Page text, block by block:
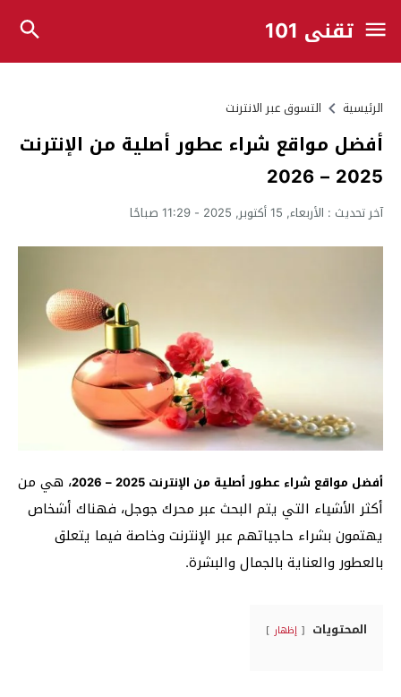
تقني 101
الرئيسية التسوق عبر الانترنت
أفضل مواقع شراء عطور أصلية من الإنترنت
2025 – 2026
آخر تحديث : الأربعاء, 15 أكتوبر, 2025 - 11:29 صباحًا
أفضل مواقع شراء عطور أصلية من الإنترنت 2025 – 2026
، هي من
أكثر الأشياء التي يتم البحث عبر محرك جوجل، فهناك أشخاص
يهتمون بشراء حاجياتهم عبر الإنترنت وخاصة فيما يتعلق
بالعطور والعناية بالجمال والبشرة.
المحتويات إظهار